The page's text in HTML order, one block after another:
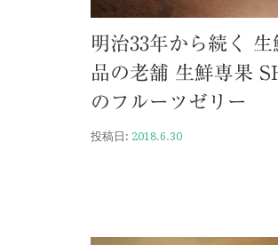
明治33年から続く 生
品の老舗 生鮮専果
のフルーツゼリー
投稿日: 2018.6.30